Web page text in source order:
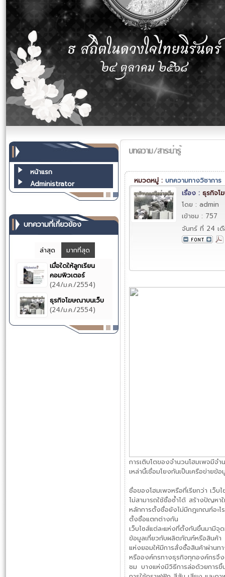
หน้าแรก
Administrator
บทความที่เกี่ยวข้อง
ล่าสุด
มากที่สุด
เมื่อใดให้ลูกเรียน
คอมพิวเตอร์
(24/ม.ค./2554)
ธุรกิจโฆษณาบนเว็บ
(24/ม.ค./2554)
หมวดหมู่ : บทความทางวิชาการ
เรื่อง : ธุรกิจโ
โดย : admin
เข้าชม : 757
จันทร์ ที่ 24 เ
การเติบโตของจำนวนโฮมเพจมีจ
เหล่านี้เชื่อมโยงกันเป็นเครือข่าย
ชื่อของโฮมเพจหรือที่เรียกว่า เว็บ
ไม่สามารถใช้ชื่อซ้ำได้ สร้างปัญห
หลักการตั้งชื่อยังไม่มีกฎเกณฑ์อะ
ตั้งชื่อแตกต่างกัน
เว็บไซส์แต่ละแห่งที่ตั้งกันขึ้นมามี
ข้อมูลเกี่ยวกับผลิตภัณฑ์หรือสินค้า
แห่งยอมให้มีการสั่งซื้อสินค้าผ่านท
หรือองค์กรทางธุรกิจทุกองค์กรจึ
ชม บางแห่งมีวิธีการล่อด้วยการขึ้